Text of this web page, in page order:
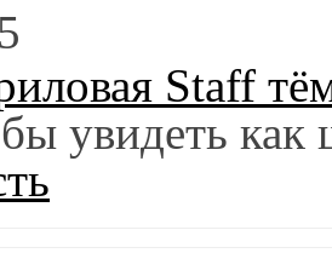
Staff
увидеть как